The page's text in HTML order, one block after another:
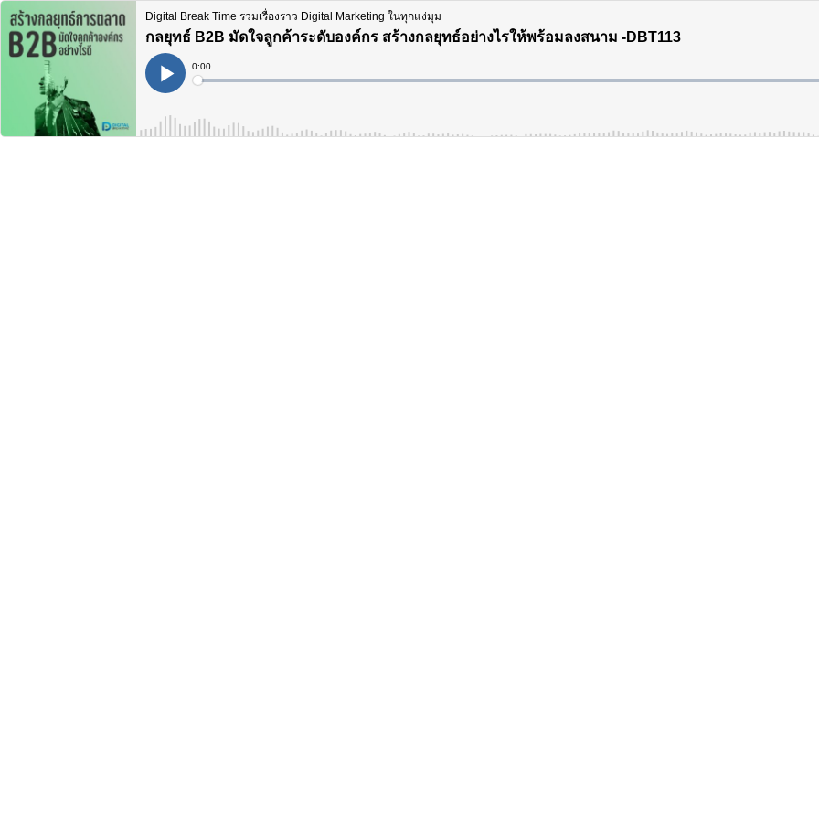
Digital Break Time รวมเรื่องราว Digital Marketing ในทุกแง่มุม
กลยุทธ์ B2B มัดใจลูกค้าระดับองค์กร สร้างกลยุทธ์อย่างไรให้พร้อมลงสนาม -DBT113
Play
Current
Time
0:00
Loaded: